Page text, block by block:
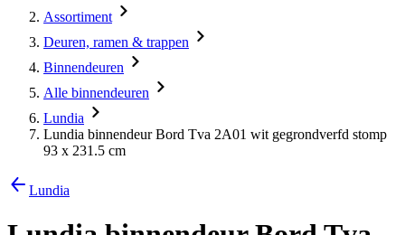
Assortiment
Deuren, ramen & trappen
Binnendeuren
Alle binnendeuren
Lundia
Lundia binnendeur Bord Tva 2A01 wit gegrondverfd stomp
93 x 231.5 cm
Lundia